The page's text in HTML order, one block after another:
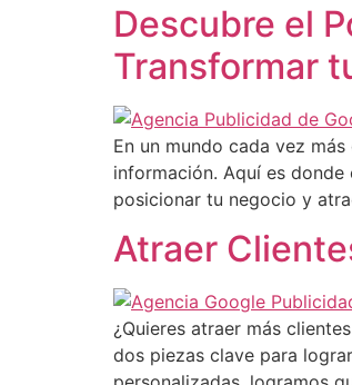
Descubre el
Transformar
En un mundo cada vez
información. Aquí es
posicionar tu negocio y
Atraer
¿Quieres atraer más
dos piezas clave para